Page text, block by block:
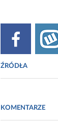
ŹRÓDŁA
kodeksu
KOMENTARZE